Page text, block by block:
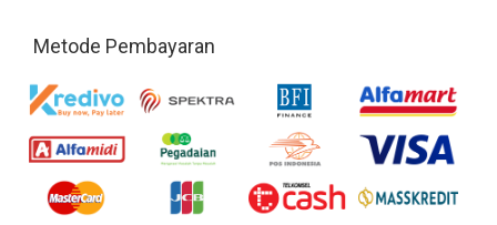
Metode Pembayaran